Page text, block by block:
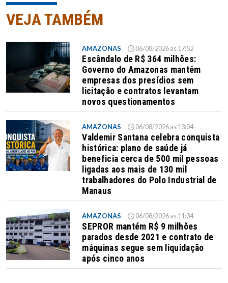
VEJA TAMBÉM
AMAZONAS 06/08/2026 as 17:52
Escândalo de R$ 364 milhões:
Governo do Amazonas mantém
empresas dos presídios sem
licitação e contratos levantam
novos questionamentos
AMAZONAS 06/08/2026 as 13:04
Valdemir Santana celebra conquista
histórica: plano de saúde já
beneficia cerca de 500 mil pessoas
ligadas aos mais de 130 mil
trabalhadores do Polo Industrial de
Manaus
AMAZONAS 06/08/2026 as 11:34
SEPROR mantém R$ 9 milhões
parados desde 2021 e contrato de
máquinas segue sem liquidação
após cinco anos